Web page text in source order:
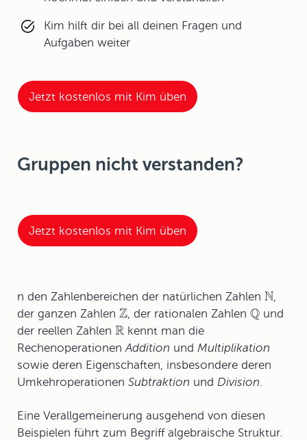
Kim hilft dir bei all deinen Fragen und
Aufgaben weiter
Jetzt kostenlos mit Kim üben
Gruppen nicht verstanden?
Jetzt kostenlos mit Kim üben
n den Zahlenbereichen der natürlichen Zahlen N,
der ganzen Zahlen Z, der rationalen ZahlenQ und
der reellen Zahlen R kennt man die
RechenoperationenAddition und Multiplikation
sowie deren Eigenschaften, insbesondere deren
Umkehroperationen Subtraktion und Division.
Eine Verallgemeinerung ausgehend von diesen
Beispielen führt zum Begriff algebraische Struktur.